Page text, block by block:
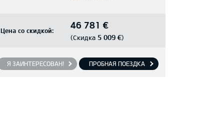
Цена со скидкой: 46 781 €
(Скидка 5 009 €)
Я ЗАИНТЕРЕСОВАН! ПРОБНАЯ ПОЕЗДКА